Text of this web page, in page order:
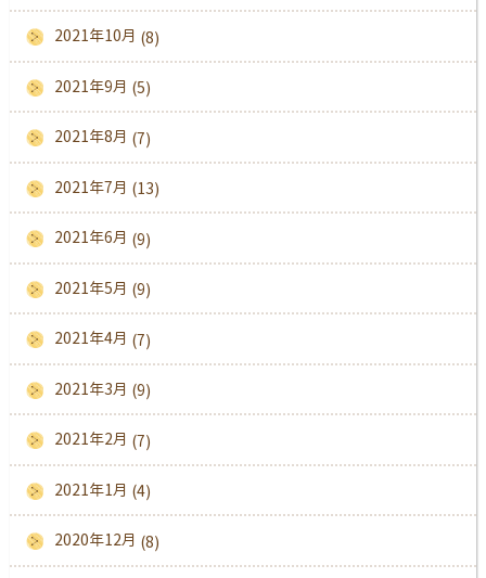
2021年10月 (8)
2021年9月 (5)
2021年8月 (7)
2021年7月 (13)
2021年6月 (9)
2021年5月 (9)
2021年4月 (7)
2021年3月 (9)
2021年2月 (7)
2021年1月 (4)
2020年12月 (8)